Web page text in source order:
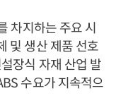
차지하는 주요 시
및 생산 제품 선호
장식 자재 산업 발
수요가 지속적으